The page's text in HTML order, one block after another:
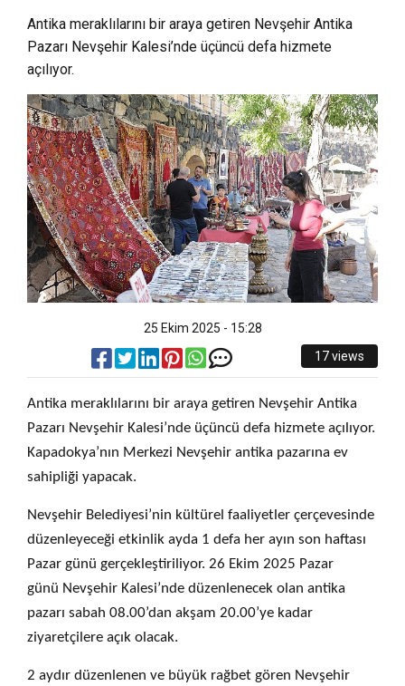
Antika meraklılarını bir araya getiren Nevşehir Antika
Pazarı Nevşehir Kalesi’nde üçüncü defa hizmete
açılıyor.
25 Ekim 2025 - 15:28
17 views
Antika meraklılarını bir araya getiren Nevşehir Antika
Pazarı Nevşehir Kalesi’nde üçüncü defa hizmete açılıyor.
Kapadokya’nın Merkezi Nevşehir antika pazarına ev
sahipliği yapacak.
Nevşehir Belediyesi’nin kültürel faaliyetler çerçevesinde
düzenleyeceği etkinlik ayda 1 defa her ayın son haftası
Pazar günü gerçekleştiriliyor. 26 Ekim 2025 Pazar
günü Nevşehir Kalesi’nde düzenlenecek olan antika
pazarı sabah 08.00’dan akşam 20.00’ye kadar
ziyaretçilere açık olacak.
2 aydır düzenlenen ve büyük rağbet gören Nevşehir